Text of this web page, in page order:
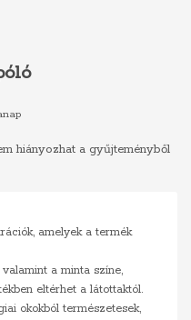
hiányozhat a gyűjteményből
amelyek a termék
a minta színe,
eltérhet a látottaktól.
okokból természetesek,